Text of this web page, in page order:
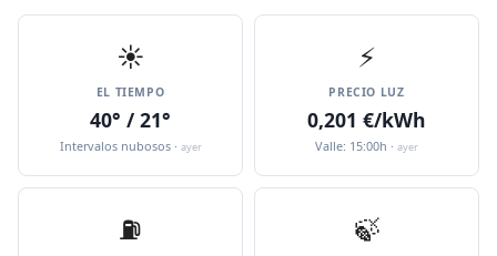
☀️
EL TIEMPO
40° / 21°
Intervalos nubosos · ayer
⚡
PRECIO LUZ
0,201 €/kWh
Valle: 15:00h · ayer
⛽️ 🍃